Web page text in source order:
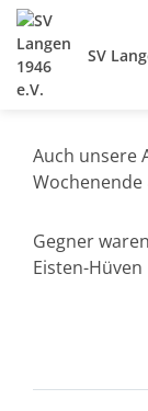
SV
Auch unsere
Wochenende
Gegner
Eisten-Hüven